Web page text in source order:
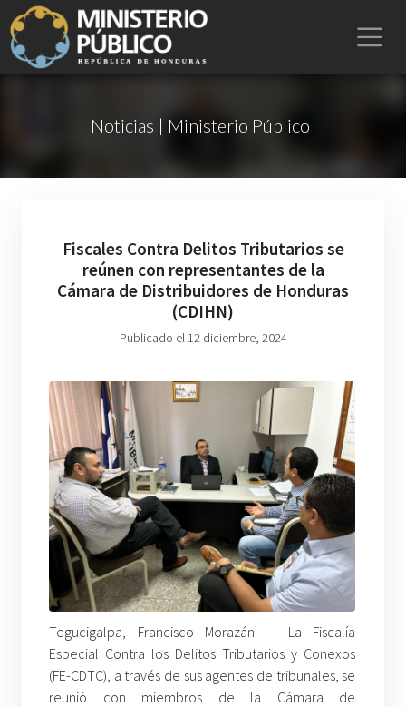
Noticias | Ministerio Público
Fiscales Contra Delitos Tributarios se
reúnen con representantes de la
Cámara de Distribuidores de Honduras
(CDIHN)
Publicado el 12 diciembre, 2024
Tegucigalpa, Francisco Morazán. – La Fiscalía
Especial Contra los Delitos Tributarios y Conexos
(FE-CDTC), a través de sus agentes de tribunales, se
reunió con miembros de la Cámara de